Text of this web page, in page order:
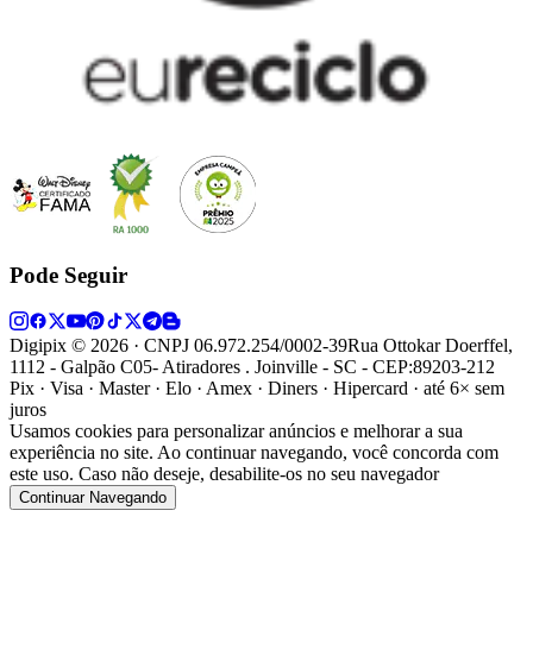
Pode Seguir
Digipix © 2026 · CNPJ 06.972.254/0002-39Rua Ottokar Doerffel,
1112 - Galpão C05- Atiradores . Joinville - SC - CEP:89203-212
Pix · Visa · Master · Elo · Amex · Diners · Hipercard · até 6× sem
juros
Usamos cookies para personalizar anúncios e melhorar a sua
experiência no site. Ao continuar navegando, você concorda com
este uso. Caso não deseje, desabilite-os no seu navegador
Continuar Navegando